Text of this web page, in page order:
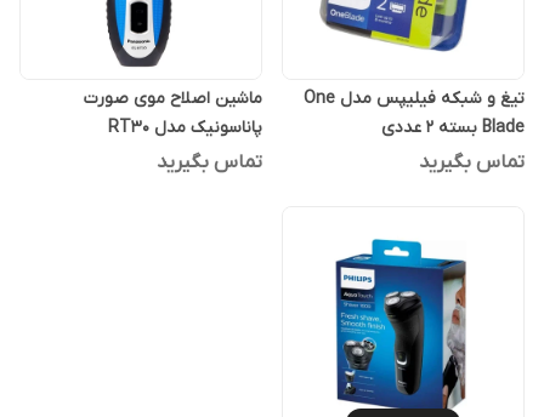
تیغ و شبکه فیلیپس مدل One
Blade بسته 2 عددی
تماس بگیرید
ماشین اصلاح موی صورت
پاناسونیک مدل RT30
تماس بگیرید